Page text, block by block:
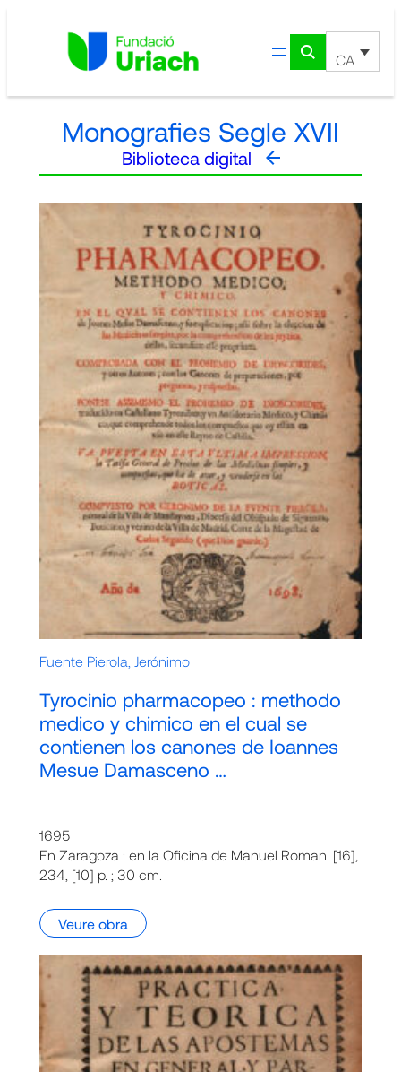
CA
Monografies Segle XVII
Biblioteca digital
Fuente Pierola, Jerónimo
Tyrocinio pharmacopeo : methodo
medico y chimico en el cual se
contienen los canones de Ioannes
Mesue Damasceno …
1695
En Zaragoza : en la Oficina de Manuel Roman. [16],
234, [10] p. ; 30 cm.
Veure obra